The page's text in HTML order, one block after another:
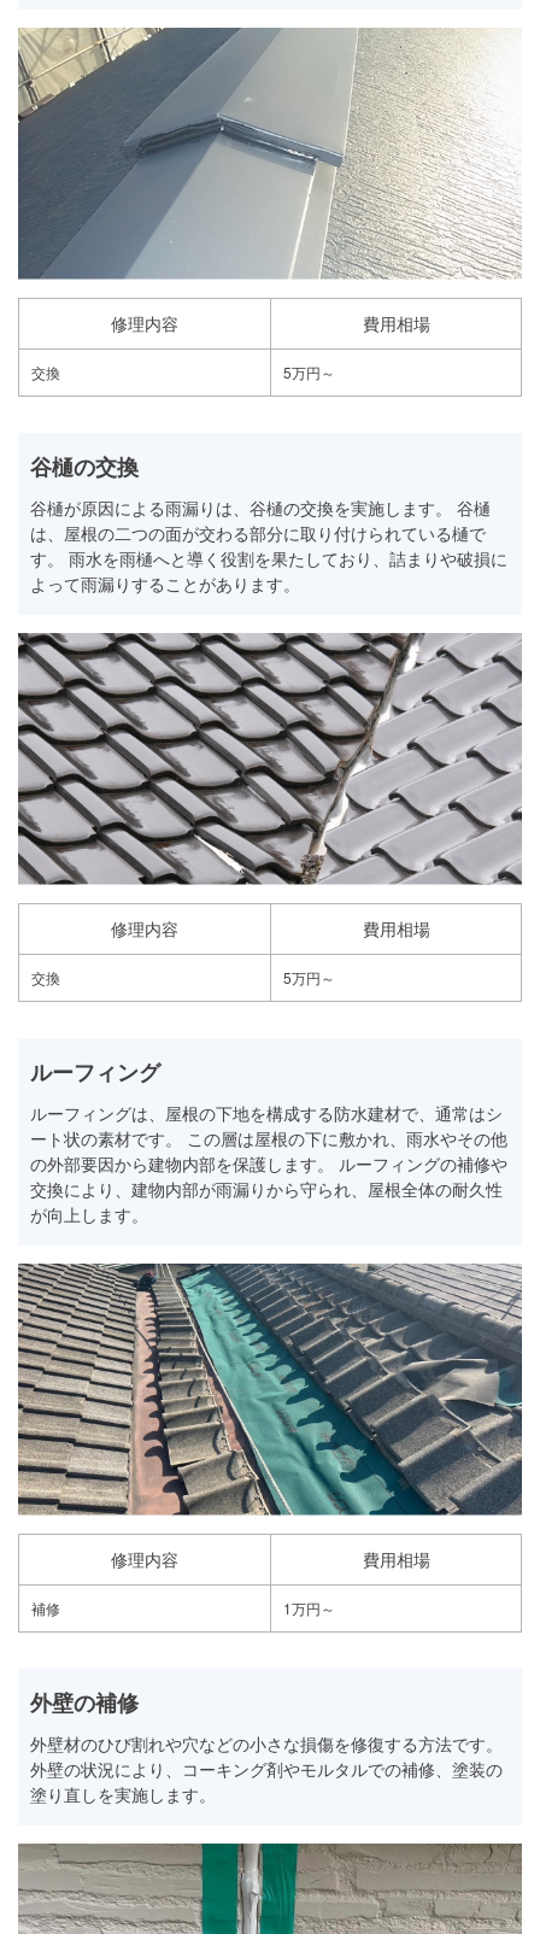
修理内容 費用相場
交換 5万円～
谷樋の交換
谷樋が原因による雨漏りは、谷樋の交換を実施します。 谷樋
は、屋根の二つの面が交わる部分に取り付けられている樋で
す。 雨水を雨樋へと導く役割を果たしており、詰まりや破損に
よって雨漏りすることがあります。
修理内容 費用相場
交換 5万円～
ルーフィング
ルーフィングは、屋根の下地を構成する防水建材で、通常はシ
ート状の素材です。 この層は屋根の下に敷かれ、雨水やその他
の外部要因から建物内部を保護します。 ルーフィングの補修や
交換により、建物内部が雨漏りから守られ、屋根全体の耐久性
が向上します。
修理内容 費用相場
補修 1万円～
外壁の補修
外壁材のひび割れや穴などの小さな損傷を修復する方法です。
外壁の状況により、コーキング剤やモルタルでの補修、塗装の
塗り直しを実施します。